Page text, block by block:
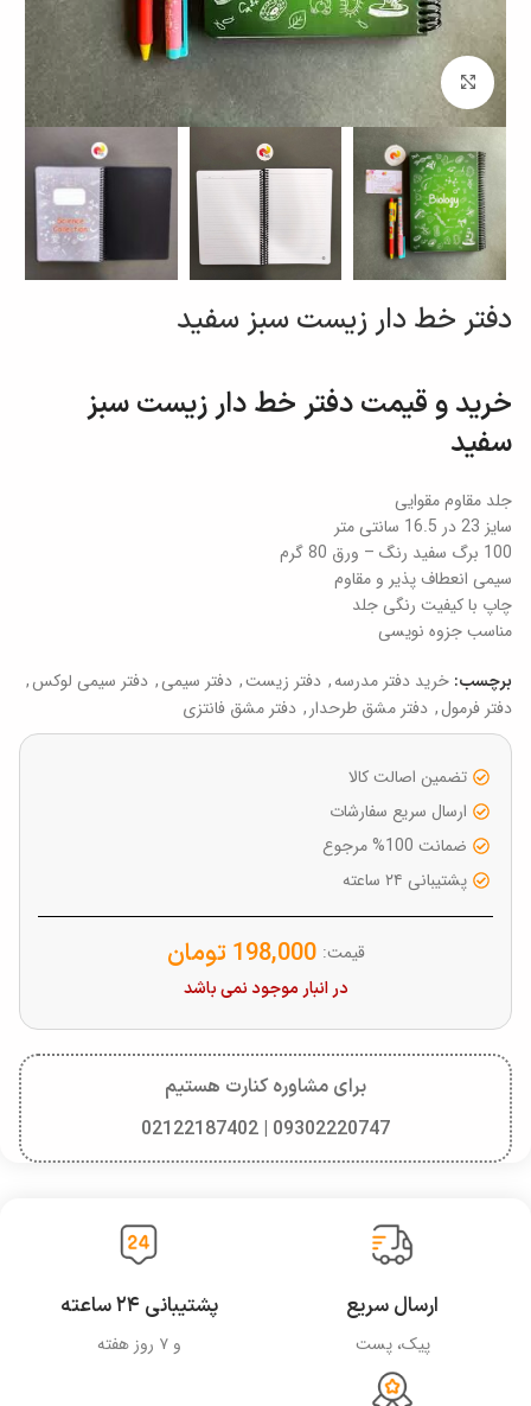
برای بزرگنمایی کلیک کنید
دفتر خط دار زیست سبز سفید
خرید و قیمت دفتر خط دار زیست سبز
سفید
جلد مقاوم مقوایی
سایز 23 در 16.5 سانتی متر
100 برگ سفید رنگ – ورق 80 گرم
سیمی انعطاف پذیر و مقاوم
چاپ با کیفیت رنگی جلد
مناسب جزوه نویسی
برچسب: خرید دفتر مدرسه, دفتر زیست, دفتر سیمی, دفتر سیمی لوکس,
دفتر فرمول, دفتر مشق طرحدار, دفتر مشق فانتزی
تضمین اصالت کالا
ارسال سریع سفارشات
ضمانت 100% مرجوع
پشتیبانی ۲۴ ساعته
قیمت: 198,000 تومان
در انبار موجود نمی باشد
برای مشاوره کنارت هستیم
09302220747 | 02122187402
ارسال سریع
پیک، پست
پشتیبانی ۲۴ ساعته
و ۷ روز هفته